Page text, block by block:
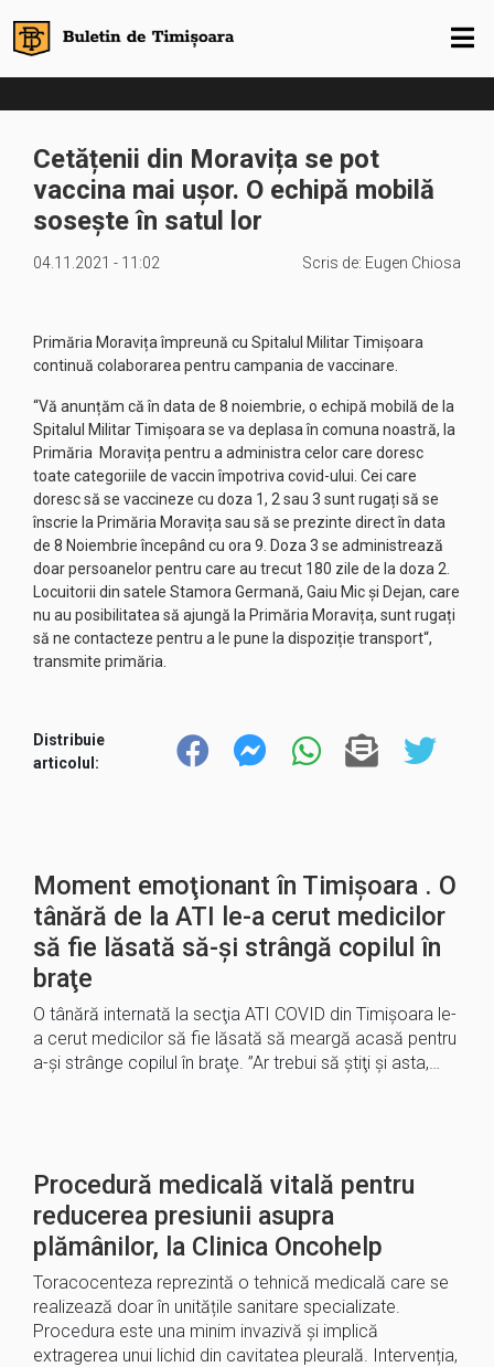
Cetățenii din Moravița se pot
vaccina mai ușor. O echipă mobilă
sosește în satul lor
04.11.2021 - 11:02 Scris de: Eugen Chiosa
Primăria Moravița împreună cu Spitalul Militar Timișoara
continuă colaborarea pentru campania de vaccinare.
“Vă anunțăm că în data de 8 noiembrie, o echipă mobilă de la
Spitalul Militar Timișoara se va deplasa în comuna noastră, la
Primăria Moravița pentru a administra celor care doresc
toate categoriile de vaccin împotriva covid-ului. Cei care
doresc să se vaccineze cu doza 1, 2 sau 3 sunt rugați să se
înscrie la Primăria Moravița sau să se prezinte direct în data
de 8 Noiembrie începând cu ora 9. Doza 3 se administrează
doar persoanelor pentru care au trecut 180 zile de la doza 2.
Locuitorii din satele Stamora Germană, Gaiu Mic și Dejan, care
nu au posibilitatea să ajungă la Primăria Moravița, sunt rugați
să ne contacteze pentru a le pune la dispoziție transport“,
transmite primăria.
Distribuie
articolul:
Moment emoţionant în Timişoara . O
tânără de la ATI le-a cerut medicilor
să fie lăsată să-şi strângă copilul în
braţe
O tânără internată la secţia ATI COVID din Timişoara le-
a cerut medicilor să fie lăsată să meargă acasă pentru
a-şi strânge copilul în braţe. ”Ar trebui să ştiţi şi asta,…
Procedură medicală vitală pentru
reducerea presiunii asupra
plămânilor, la Clinica Oncohelp
Toracocenteza reprezintă o tehnică medicală care se
realizează doar în unitățile sanitare specializate.
Procedura este una minim invazivă și implică
extragerea unui lichid din cavitatea pleurală. Intervenția,